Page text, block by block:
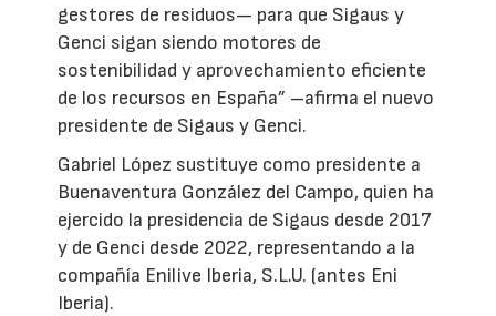
gestores de residuos— para que Sigaus y
Genci sigan siendo motores de
sostenibilidad y aprovechamiento eficiente
de los recursos en España” –afirma el nuevo
presidente de Sigaus y Genci.
Gabriel López sustituye como presidente a
Buenaventura González del Campo, quien ha
ejercido la presidencia de Sigaus desde 2017
y de Genci desde 2022, representando a la
compañía Enilive Iberia, S.L.U. (antes Eni
Iberia).